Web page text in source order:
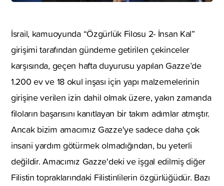
İsrail, kamuoyunda “Özgürlük Filosu 2- İnsan Kal”
girişimi tarafından gündeme getirilen çekinceler
karşısında, geçen hafta duyurusu yapılan Gazze’de
1.200 ev ve 18 okul inşası için yapı malzemelerinin
girişine verilen izin dahil olmak üzere, yakın zamanda
filoların başarısını kanıtlayan bir takım adımlar atmıştır.
Ancak bizim amacımız Gazze'ye sadece daha çok
insani yardım götürmek olmadığından, bu yeterli
değildir. Amacımız Gazze'deki ve işgal edilmiş diğer
Filistin topraklarındaki Filistinlilerin özgürlüğüdür. Bazı